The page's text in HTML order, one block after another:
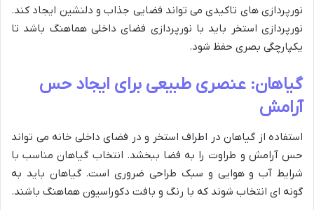
نورپردازی های تاکیدی می تواند فضایی جذاب و دلنشین ایجاد کند.
نورپردازی استخر باید با نورپردازی فضای داخلی هماهنگ باشد تا
یکپارچگی بصری حفظ شود.
گیاهان: عنصری طبیعی برای ایجاد حس
آرامش
استفاده از گیاهان در اطراف استخر و در فضای داخلی خانه می تواند
حس آرامش و طراوت را به فضا ببخشد. انتخاب گیاهان مناسب با
شرایط آب و هوایی و سبک طراحی ضروری است. گیاهان باید به
گونه ای انتخاب شوند که با رنگ و بافت دکوراسیون هماهنگ باشند.